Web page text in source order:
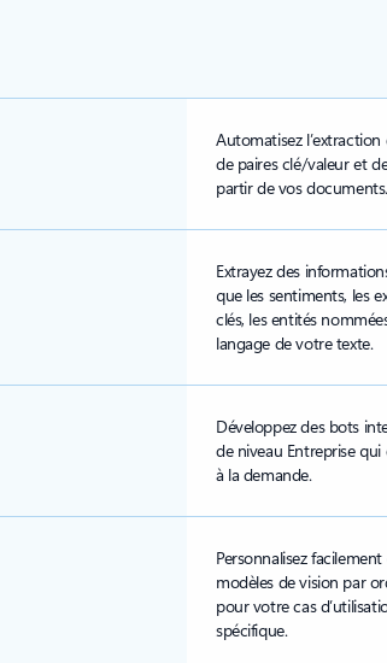
Automatisez l’extraction
de paires clé/valeur et
partir de vos documents.
Extrayez des
que les sentiments, les
clés, les entités
langage de votre texte.
Développez des bots
de niveau Entreprise
à la demande.
Personnalisez facilement
modèles de vision par
pour votre cas
spécifique.